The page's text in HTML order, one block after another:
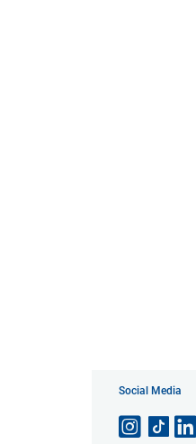
Social Media